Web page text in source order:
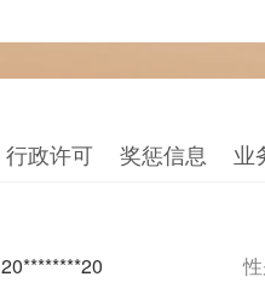
行政许可 奖惩信息 业